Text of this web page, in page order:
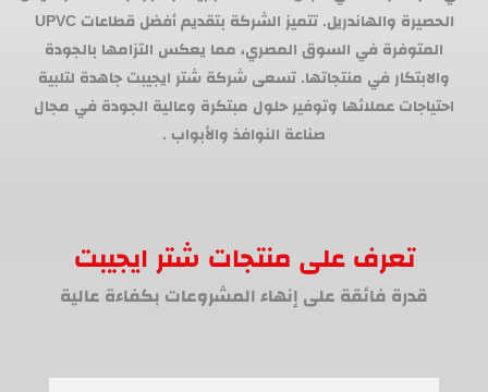
الحصيرة والهاندريل. تتميز الشركة بتقديم أفضل قطاعات UPVC
المتوفرة في السوق المصري، مما يعكس التزامها بالجودة
والابتكار في منتجاتها. تسعى شركة شتر ايجيبت جاهدة لتلبية
احتياجات عملائها وتوفير حلول مبتكرة وعالية الجودة في مجال
صناعة النوافذ والأبواب .
تعرف على منتجات شتر ايجيبت
قدرة فائقة على إنهاء المشروعات بكفاءة عالية